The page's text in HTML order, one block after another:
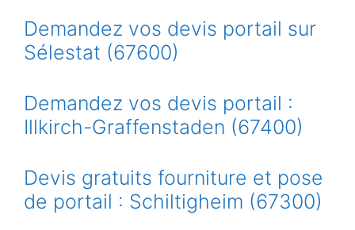
Demandez vos devis portail sur
Sélestat (67600)
Demandez vos devis portail :
Illkirch-Graffenstaden (67400)
Devis gratuits fourniture et pose
de portail : Schiltigheim (67300)